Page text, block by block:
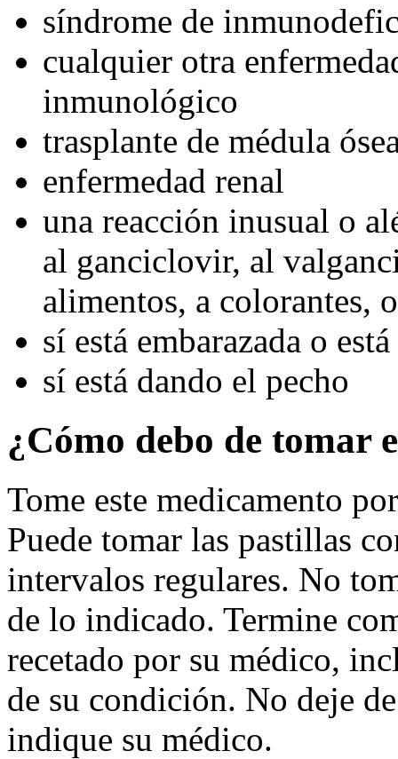
síndrome de
cualquier otra
inmunológico
trasplante de médula
enfermedad renal
una reacción inusual o
al ganciclovir, al
alimentos, a colorantes,
sí está embarazada o
sí está dando el pecho
¿Cómo debo de tomar
Tome este medicamento
Puede tomar las pastillas
intervalos regulares. No
de lo indicado. Termine
recetado por su médico,
de su condición. No deje
indique su médico.